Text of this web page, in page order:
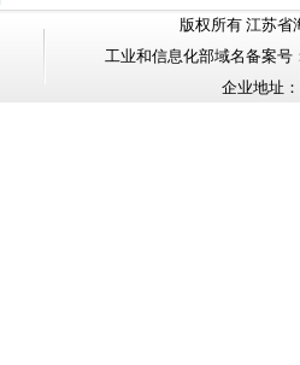
版权所有 江苏省
工业和信息化部域名备案号
企业地址